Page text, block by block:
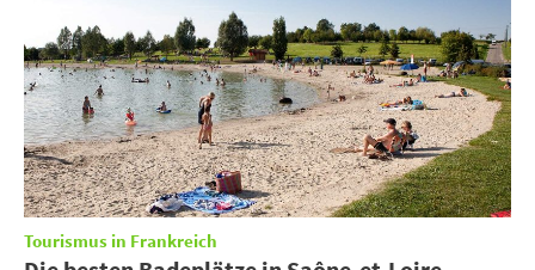
Tourismus in Frankreich